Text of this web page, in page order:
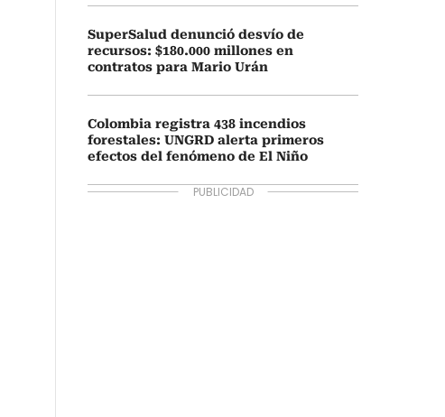
SuperSalud denunció desvío de
recursos: $180.000 millones en
contratos para Mario Urán
Colombia registra 438 incendios
forestales: UNGRD alerta primeros
efectos del fenómeno de El Niño